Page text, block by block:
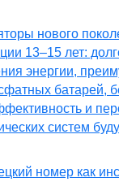
нового
13–15 лет:
энергии,
батарей,
и
систем
номер как